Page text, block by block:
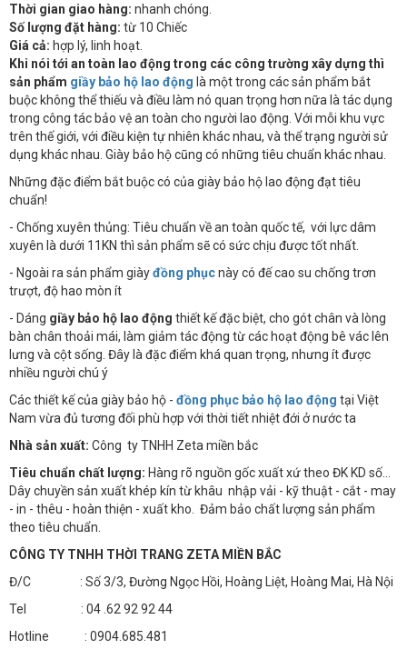
Thời gian giao hàng: nhanh chóng.
Số lượng đặt hàng: từ 10 Chiếc
Giá cả: hợp lý, linh hoạt.
Khi nói tới an toàn lao động trong các công trường xây dựng thì
sản phẩm giầy bảo hộ lao động là một trong các sản phẩm bắt
buộc không thể thiếu và điều làm nó quan trọng hơn nữa là tác dụng
trong công tác bảo vệ an toàn cho người lao động. Với mỗi khu vực
trên thế giới, với điều kiện tự nhiên khác nhau, và thể trạng người sử
dụng khác nhau. Giày bảo hộ cũng có những tiêu chuẩn khác nhau.
Những đặc điểm bắt buộc có của giày bảo hộ lao động đạt tiêu
chuẩn!
- Chống xuyên thủng: Tiêu chuẩn về an toàn quốc tế, với lực dâm
xuyên là dưới 11KN thì sản phẩm sẽ có sức chịu được tốt nhất.
- Ngoài ra sản phẩm giàyđồng phụcnày có đế cao su chống trơn
trượt, độ hao mòn ít
- Dáng giầy bảo hộ lao động thiết kế đặc biệt, cho gót chân và lòng
bàn chân thoải mái, làm giảm tác động từ các hoạt động bê vác lên
lưng và cột sống. Đây là đặc điểm khá quan trọng, nhưng ít được
nhiều người chú ý
Các thiết kế của giày bảo hộ - đồng phục bảo hộ lao động tại Việt
Nam vừa đủ tương đối phù hợp với thời tiết nhiệt đới ở nước ta
Nhà sản xuất: Công ty TNHH Zeta miền bắc
Tiêu chuẩn chất lượng: Hàng rõ nguồn gốc xuất xứ theo ĐK KD số…
Dây chuyền sản xuất khép kín từ khâu nhập vải - kỹ thuật - cắt - may
- in - thêu - hoàn thiện - xuất kho. Đảm bảo chất lượng sản phẩm
theo tiêu chuẩn.
CÔNG TY TNHH THỜI TRANG ZETA MIỀN BẮC
Đ/C : Số 3/3, Đường Ngọc Hồi, Hoàng Liệt, Hoàng Mai, Hà Nội
Tel : 04 .62 92 92 44
Hotline : 0904.685.481